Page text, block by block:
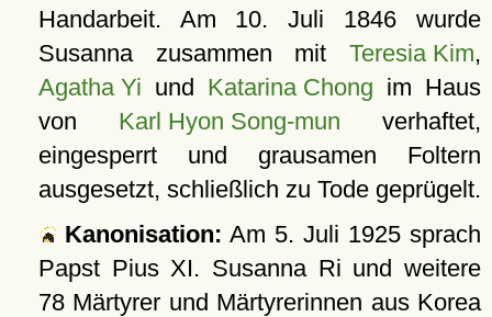
Handarbeit. Am 10. Juli 1846 wurde
Susanna zusammen mit Teresia Kim,
Agatha Yi und Katarina Chong im Haus
von Karl Hyon Song-mun verhaftet,
eingesperrt und grausamen Foltern
ausgesetzt, schließlich zu Tode geprügelt.
Kanonisation: Am 5. Juli 1925sprach
Papst Pius XI. Susanna Ri und weitere
78 Märtyrer und Märtyrerinnen aus Korea